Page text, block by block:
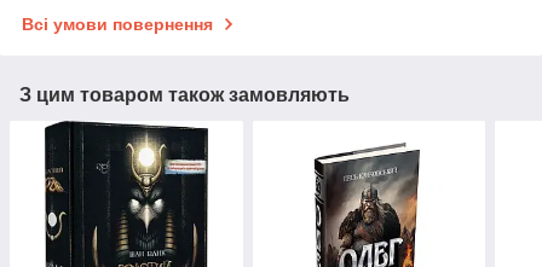
Всі умови повернення
З цим товаром також замовляють